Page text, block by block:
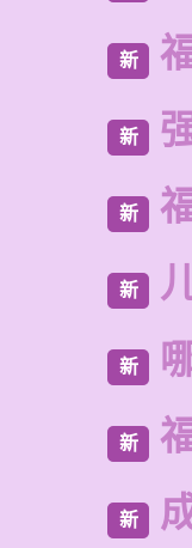
新
新
新
新
新
新
新